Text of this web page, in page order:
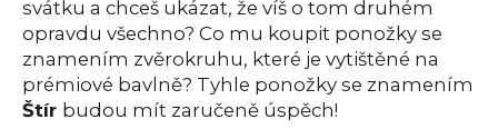
svátku a chceš ukázat, že víš o tom druhém
opravdu všechno? Co mu koupit ponožky se
znamením zvěrokruhu, které je vytištěné na
prémiové bavlně? Tyhle ponožky se znamením
Štír budou mít zaručeně úspěch!
e